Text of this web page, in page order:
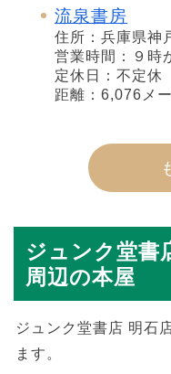
流泉書房
住所：兵庫県神
営業時間：９時
定休日：不定休
距離：6,076メ
ジュンク堂書
周辺の本屋
ジュンク堂書店 明石
ます。